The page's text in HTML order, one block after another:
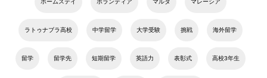
ホームステイ ボランティア マルタ マレーシア
ラトゥナブラ高校 中学留学 大学受験 挑戦 海外留学
留学 留学先 短期留学 英語力 表彰式 高校3年生